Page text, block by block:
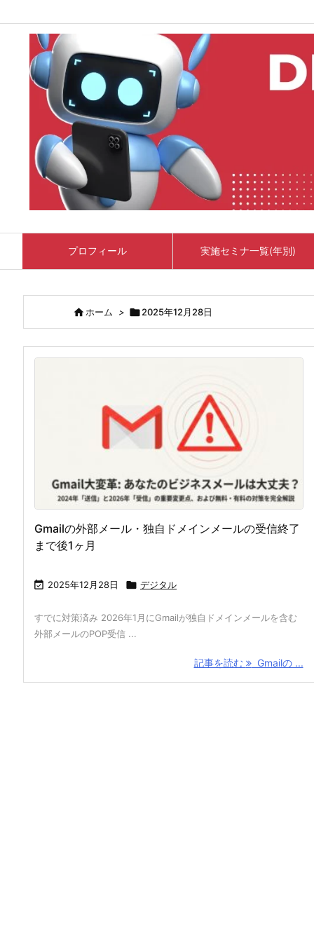
プロフィール 実施セミナ一覧(年別)
ホーム > 2025年12月28日
Gmailの外部メール・独自ドメインメールの受信終了
まで後1ヶ月
 2025年12月28日  デジタル
すでに対策済み 2026年1月にGmailが独自ドメインメールを含む
外部メールのPOP受信 ...
記事を読む Gmailの ...